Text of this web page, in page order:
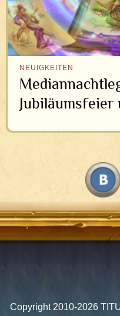
NEUIGKEITEN
Jubiläumsfeier
Copyright 2010-2026